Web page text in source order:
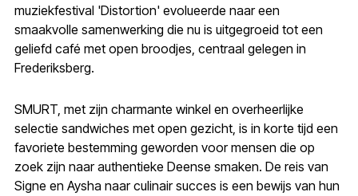
muziekfestival 'Distortion' evolueerde naar een
smaakvolle samenwerking die nu is uitgegroeid tot een
geliefd café met open broodjes, centraal gelegen in
Frederiksberg.
SMURT, met zijn charmante winkel en overheerlijke
selectie sandwiches met open gezicht, is in korte tijd een
favoriete bestemming geworden voor mensen die op
zoek zijn naar authentieke Deense smaken. De reis van
Signe en Aysha naar culinair succes is een bewijs van hun